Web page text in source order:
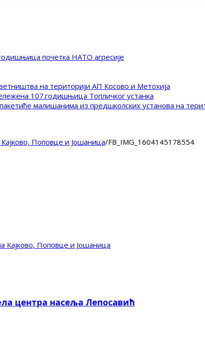
почетка НАТО агресије
на територији АП Косово и Метохија
107.годишњица Топличког устанка
малишанима из предшколских установа на
Поповце и Јошаница/FB_IMG_1604145178554
Кајково, Поповце и Јошаница
центра насеља Лепосавић